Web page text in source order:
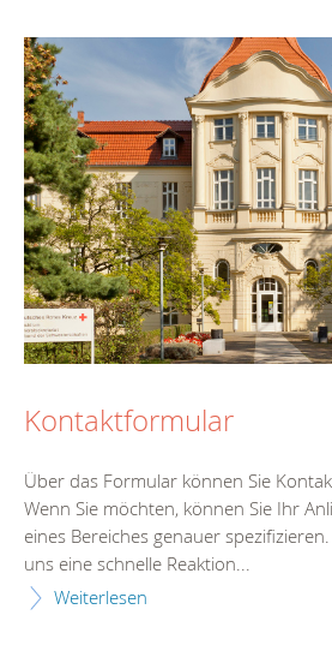
Kontaktformular
Über das Formular können Sie
Wenn Sie möchten, können Sie Ihr
eines Bereiches genauer
uns eine schnelle Reaktion...
Weiterlesen